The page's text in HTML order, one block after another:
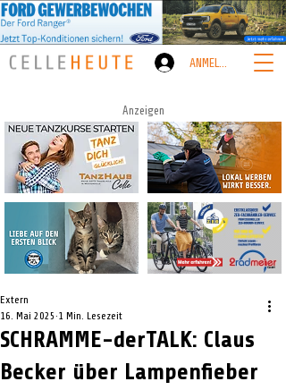
ANMELDEN
Anzeigen
SCHRAMME-derTALK: Claus
Becker über Lampenfieber
Extern
16. Mai 2025 1 Min. Lesezeit